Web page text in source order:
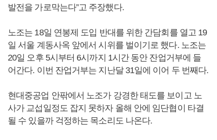
발전을 가로막는다”고 주장했다.
노조는 18일 연봉제 도입 반대를 위한 간담회를 열고 19
일 서울 계동사옥 앞에서 시위를 벌이기로 했다. 노조는
20일 오후 5시부터 6시까지 1시간 동안 잔업거부에 들
어간다. 이번 잔업거부는 지난달 31일에 이어 두 번째다.
현대중공업 안팎에서 노조가 강경한 태도를 보이고 노
사가 교섭일정도 잡지 못하자 올해 안에 임단협이 타결
될 수 있을까 걱정하는 목소리도 나온다.